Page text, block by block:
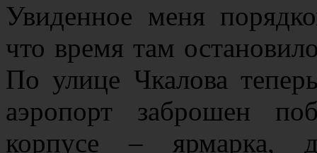
Увиденное меня
что время там
По улице Чкалова
аэропорт заброшен
корпусе – ярмарка,